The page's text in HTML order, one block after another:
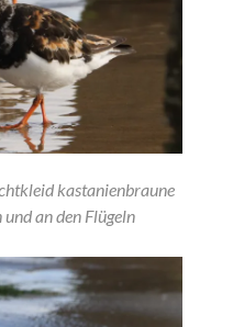
kastanienbraune
an den Flügeln